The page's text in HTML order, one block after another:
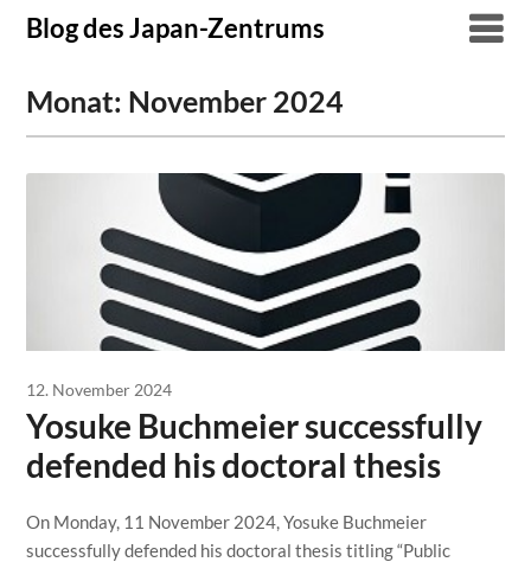
SkipBlog des Japan-Zentrums
Monat: November 2024
12. November 2024
Yosuke Buchmeier successfully
defended his doctoral thesis
On Monday, 11 November 2024, Yosuke Buchmeier
successfully defended his doctoral thesis titling “Public